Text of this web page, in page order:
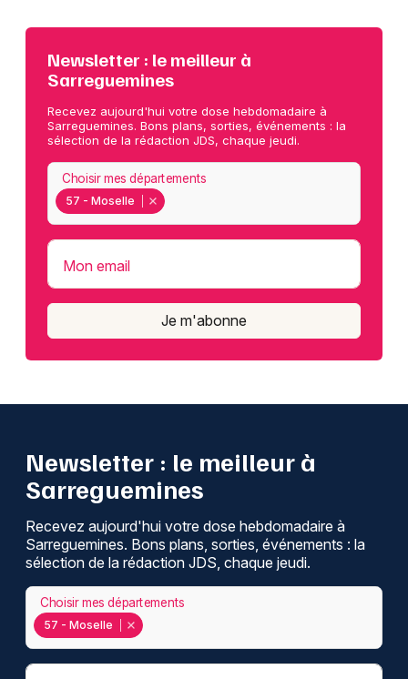
Newsletter : le meilleur à
Sarreguemines
Recevez aujourd'hui votre dose hebdomadaire à
Sarreguemines. Bons plans, sorties, événements : la
sélection de la rédaction JDS, chaque jeudi.
57 - Moselle
Choisir mes départements
Mon email
Je m'abonne
Newsletter : le meilleur à
Sarreguemines
Recevez aujourd'hui votre dose hebdomadaire à
Sarreguemines. Bons plans, sorties, événements : la
sélection de la rédaction JDS, chaque jeudi.
57 - Moselle
Choisir mes départements